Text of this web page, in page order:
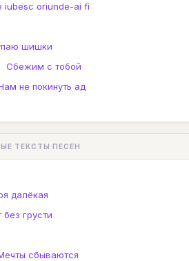
iubesc oriunde-ai fi
шишки
Сбежим с тобой
не покинуть ад
ТЕКСТЫ ПЕСЕН
далёкая
без грусти
сбываются